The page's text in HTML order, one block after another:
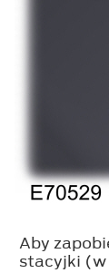
Aby
stacyjki (w